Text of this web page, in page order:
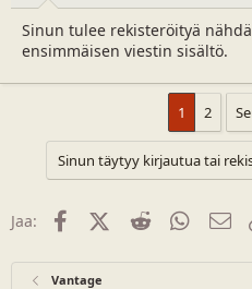
Sinun tulee rekisteröityä
ensimmäisen viestin sisältö.
1 2
Sinun täytyy kirjautua tai
Jaa: FacebookX (Twitter)
Reddit
Vantage